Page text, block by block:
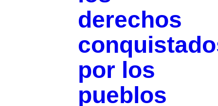
derechos
por los
pueblos